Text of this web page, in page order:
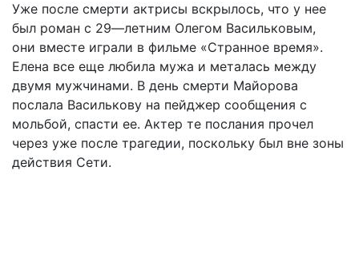
Уже после смерти актрисы вскрылось, что у нее
был роман с 29—летним Олегом Васильковым,
они вместе играли в фильме «Странное время».
Елена все еще любила мужа и металась между
двумя мужчинами. В день смерти Майорова
послала Василькову на пейджер сообщения с
мольбой, спасти ее. Актер те послания прочел
через уже после трагедии, поскольку был вне зоны
действия Сети.